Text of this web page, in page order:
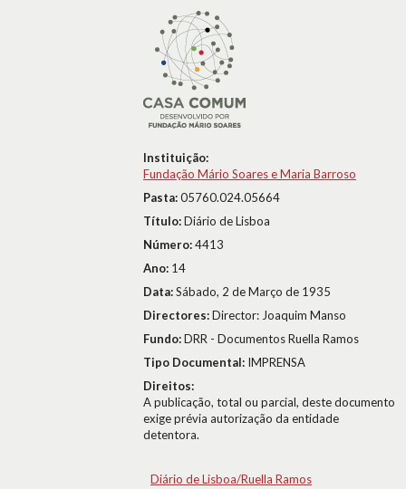
Instituição:
Fundação Mário Soares e Maria Barroso
Pasta:05760.024.05664
Título:Diário de Lisboa
Número:4413
Ano: 14
Data:Sábado, 2 de Março de 1935
Directores:Director: Joaquim Manso
Fundo:DRR - Documentos Ruella Ramos
Tipo Documental: IMPRENSA
Direitos:
A publicação, total ou parcial, deste documento
exige prévia autorização da entidade
detentora.
Diário de Lisboa/Ruella Ramos